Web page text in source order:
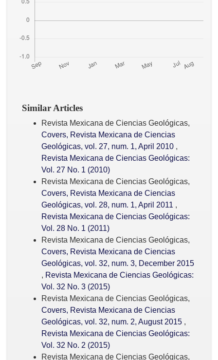
Similar Articles
Revista Mexicana de Ciencias Geológicas,
Covers, Revista Mexicana de Ciencias
Geológicas, vol. 27, num. 1, April 2010 ,
Revista Mexicana de Ciencias Geológicas:
Vol. 27 No. 1 (2010)
Revista Mexicana de Ciencias Geológicas,
Covers, Revista Mexicana de Ciencias
Geológicas, vol. 28, num. 1, April 2011 ,
Revista Mexicana de Ciencias Geológicas:
Vol. 28 No. 1 (2011)
Revista Mexicana de Ciencias Geológicas,
Covers, Revista Mexicana de Ciencias
Geológicas, vol. 32, num. 3, December 2015
, Revista Mexicana de Ciencias Geológicas:
Vol. 32 No. 3 (2015)
Revista Mexicana de Ciencias Geológicas,
Covers, Revista Mexicana de Ciencias
Geológicas, vol. 32, num. 2, August 2015 ,
Revista Mexicana de Ciencias Geológicas:
Vol. 32 No. 2 (2015)
Revista Mexicana de Ciencias Geológicas,